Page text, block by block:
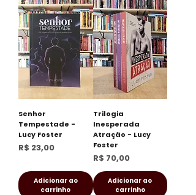
Senhor
Tempestade -
Lucy Foster
Preço
R$ 23,00
Adicionar ao
carrinho
Trilogia
Inesperada
Atração - Lucy
Foster
Preço
R$ 70,00
Adicionar ao
carrinho